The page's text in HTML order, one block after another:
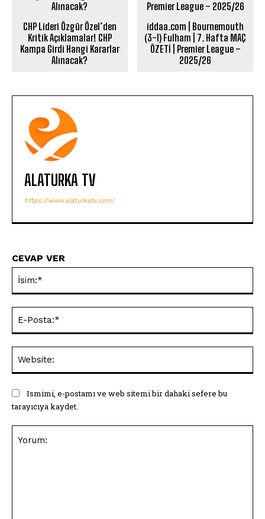
CHP Lideri Özgür Özel’den
Kritik Açıklamalar! CHP
Kampa Girdi Hangi Kararlar
Alınacak?
iddaa.com | Bournemouth
(3-1) Fulham | 7. Hafta MAÇ
ÖZETİ | Premier League –
2025/26
ALATURKA TV
https://www.alaturkatv.com/
CEVAP VER
Ismimi, e-postamı ve web sitemi bir dahaki sefere bu
tarayıcıya kaydet.